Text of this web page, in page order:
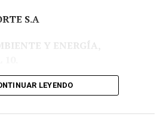
S.A
Y ENERGÍA,
Nro DZ10-DZ10-2026-
17:33.
LEYENDO